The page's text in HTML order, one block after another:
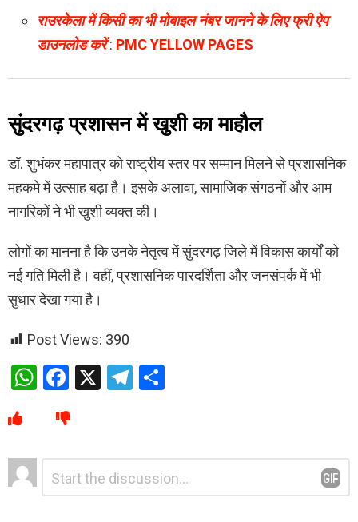
राउरकेला में किसी का भी मोबाइल नंबर जानने के लिए फ्री ऐप
डाउनलोड करें : PMC YELLOW PAGES
सुंदरगढ़ प्रशासन में खुशी का माहौल
डॉ. शुभंकर महापात्र को राष्ट्रीय स्तर पर सम्मान मिलने से प्रशासनिक
महकमे में उत्साह बढ़ा है। इसके अलावा, सामाजिक संगठनों और आम
नागरिकों ने भी खुशी व्यक्त की।
लोगों का मानना है कि उनके नेतृत्व में सुंदरगढ़ जिले में विकास कार्यों को
नई गति मिली है। वहीं, प्रशासनिक पारदर्शिता और जनसंपर्क में भी
सुधार देखा गया है।
Post Views: 390
W
at
s
A
p
F
ce
b
o
o
X
T
gr
a
m
e
Leave
a